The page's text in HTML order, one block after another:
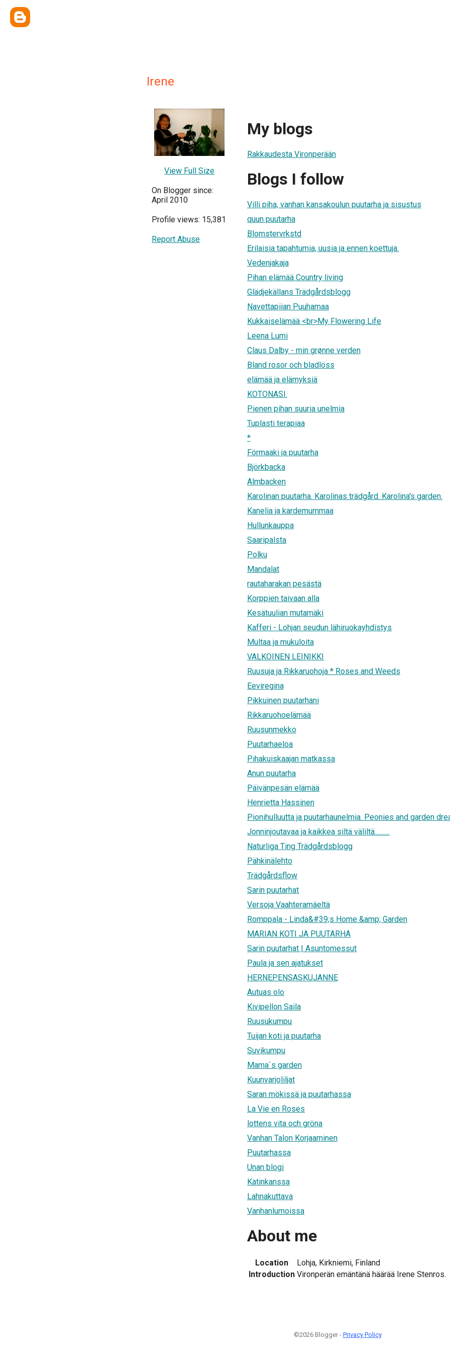
Irene
View Full Size
On Blogger since:
April 2010
Profile views: 15,381
Report Abuse
My blogs
Rakkaudesta Vironperään
Blogs I follow
Villi piha, vanhan kansakoulun puutarha ja sisustus
quun puutarha
Blomstervrkstd
Erilaisia tapahtumia, uusia ja ennen koettuja.
Vedenjakaja
Pihan elämää Country living
Glädjekällans Trädgårdsblogg
Navettapiian Puuhamaa
Kukkaiselämää <br>My Flowering Life
Leena Lumi
Claus Dalby - min grønne verden
Bland rosor och bladlöss
elämää ja elämyksiä
KOTONASI.
Pienen pihan suuria unelmia
Tuplasti terapiaa
*
Förmaaki ja puutarha
Björkbacka
Almbacken
Karolinan puutarha. Karolinas trädgård. Karolina's garden.
Kanelia ja kardemummaa
Hullunkauppa
Saaripalsta
Polku
Mandalat
rautaharakan pesästä
Korppien taivaan alla
Kesätuulian mutamäki
Kafferi - Lohjan seudun lähiruokayhdistys
Multaa ja mukuloita
VALKOINEN LEINIKKI
Ruusuja ja Rikkaruohoja * Roses and Weeds
Eeviregina
Pikkuinen puutarhani
Rikkaruohoelämää
Ruusunmekko
Puutarhaeloa
Pihakuiskaajan matkassa
Anun puutarha
Päivänpesän elämää
Henrietta Hassinen
Pionihulluutta ja puutarhaunelmia. Peonies and garden
Jonninjoutavaa ja kaikkea siltä väliltä..........
Naturliga Ting Trädgårdsblogg
Pähkinälehto
Trädgårdsflow
Sarin puutarhat
Versoja Vaahteramäeltä
Romppala - Linda&#39;s Home &amp; Garden
MARIAN KOTI JA PUUTARHA
Sarin puutarhat | Asuntomessut
Paula ja sen ajatukset
HERNEPENSASKUJANNE
Autuas olo
Kivipellon Saila
Ruusukumpu
Tuijan koti ja puutarha
Suvikumpu
Mama`s garden
Kuunvarjoliljat
Saran mökissä ja puutarhassa
La Vie en Roses
lottens vita och gröna
Vanhan Talon Korjaaminen
Puutarhassa
Unan blogi
Katinkanssa
Lahnakuttava
Vanhanlumoissa
About me
Location
Lohja, Kirkniemi, Finland
Introduction Vironperän emäntänä häärää Irene Stenros.
©2026 Blogger - Privacy Policy